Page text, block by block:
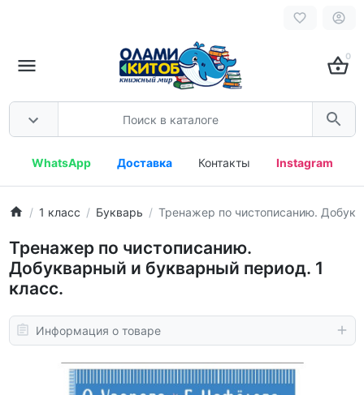
0
WhatsApp Доставка Контакты Instagram
1 класс Букварь Тренажер по чистописанию.
Тренажер по чистописанию.
Добукварный и букварный период. 1
класс.
Информация о товаре